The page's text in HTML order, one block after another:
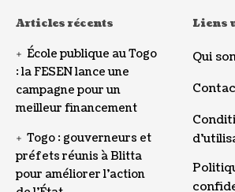
Articles récents
École publique au Togo
: la FESEN lance une
campagne pour un
meilleur financement
Togo : gouverneurs et
préfets réunis à Blitta
pour améliorer l’action
Liens
Qui